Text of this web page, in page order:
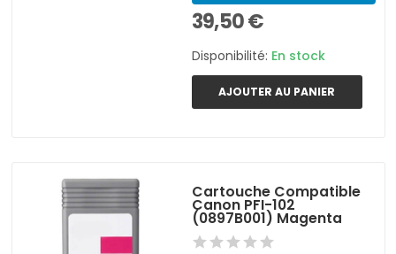
39,50 €
Disponibilité: En stock
AJOUTER AU PANIER
Cartouche Compatible
Canon PFI-102
(0897B001) Magenta